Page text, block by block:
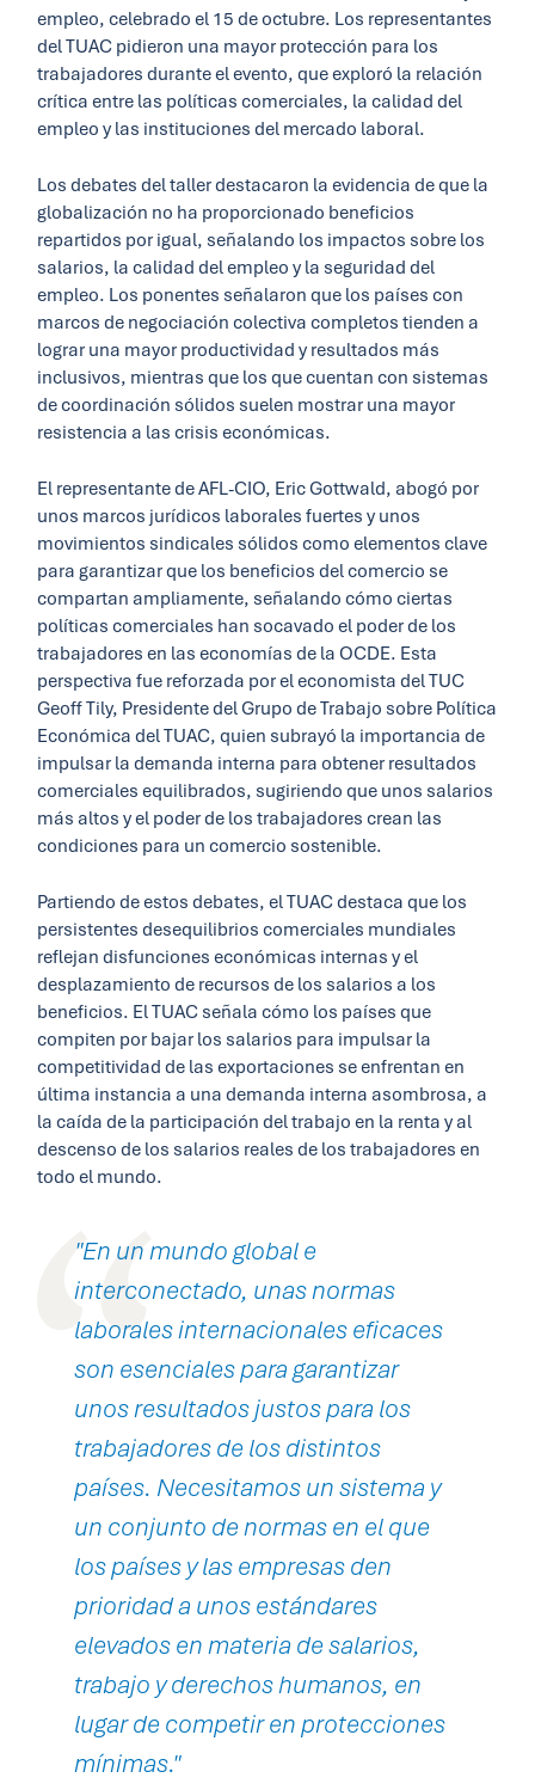
empleo, celebrado el 15 de octubre. Los representantes
del TUAC pidieron una mayor protección para los
trabajadores durante el evento, que exploró la relación
crítica entre las políticas comerciales, la calidad del
empleo y las instituciones del mercado laboral.
Los debates del taller destacaron la evidencia de que la
globalización no ha proporcionado beneficios
repartidos por igual, señalando los impactos sobre los
salarios, la calidad del empleo y la seguridad del
empleo. Los ponentes señalaron que los países con
marcos de negociación colectiva completos tienden a
lograr una mayor productividad y resultados más
inclusivos, mientras que los que cuentan con sistemas
de coordinación sólidos suelen mostrar una mayor
resistencia a las crisis económicas.
El representante de AFL-CIO, Eric Gottwald, abogó por
unos marcos jurídicos laborales fuertes y unos
movimientos sindicales sólidos como elementos clave
para garantizar que los beneficios del comercio se
compartan ampliamente, señalando cómo ciertas
políticas comerciales han socavado el poder de los
trabajadores en las economías de la OCDE. Esta
perspectiva fue reforzada por el economista del TUC
Geoff Tily, Presidente del Grupo de Trabajo sobre Política
Económica del TUAC, quien subrayó la importancia de
impulsar la demanda interna para obtener resultados
comerciales equilibrados, sugiriendo que unos salarios
más altos y el poder de los trabajadores crean las
condiciones para un comercio sostenible.
Partiendo de estos debates, el TUAC destaca que los
persistentes desequilibrios comerciales mundiales
reflejan disfunciones económicas internas y el
desplazamiento de recursos de los salarios a los
beneficios. El TUAC señala cómo los países que
compiten por bajar los salarios para impulsar la
competitividad de las exportaciones se enfrentan en
última instancia a una demanda interna asombrosa, a
la caída de la participación del trabajo en la renta y al
descenso de los salarios reales de los trabajadores en
todo el mundo.
"En un mundo global e
interconectado, unas normas
laborales internacionales eficaces
son esenciales para garantizar
unos resultados justos para los
trabajadores de los distintos
países. Necesitamos un sistema y
un conjunto de normas en el que
los países y las empresas den
prioridad a unos estándares
elevados en materia de salarios,
trabajo y derechos humanos, en
lugar de competir en protecciones
mínimas."